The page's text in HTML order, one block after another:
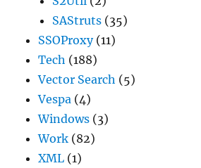
SAStruts (35)
SSOProxy(11)
Tech (188)
Vector Search (5)
Vespa (4)
Windows (3)
Work (82)
XML (1)